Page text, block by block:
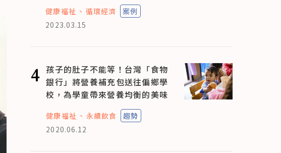
健康福祉 循環經濟
案例
2023.03.15
4 孩子的肚子不能等！台灣「食物
銀行」將營養補充包送往偏鄉學
校，為學童帶來營養均衡的美味
健康福祉 永續飲食
趨勢
2020.06.12